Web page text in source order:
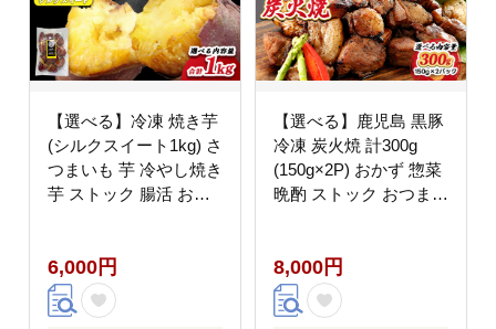
【選べる】冷凍 焼き芋
(シルクスイート1kg) さ
つまいも 芋 冷やし焼き
芋 ストック 腸活 おや
6,000円
【選べる】鹿児島 黒豚
冷凍 炭火焼 計300g
(150g×2P) おかず 惣菜
晩酌 ストック おつまみ
8,000円